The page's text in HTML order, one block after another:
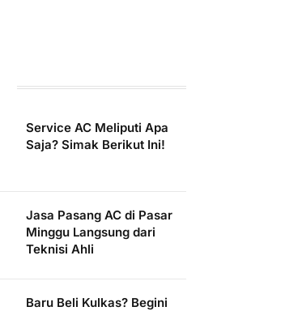
Service AC Meliputi Apa
Saja? Simak Berikut Ini!
Jasa Pasang AC di Pasar
Minggu Langsung dari
Teknisi Ahli
Baru Beli Kulkas? Begini